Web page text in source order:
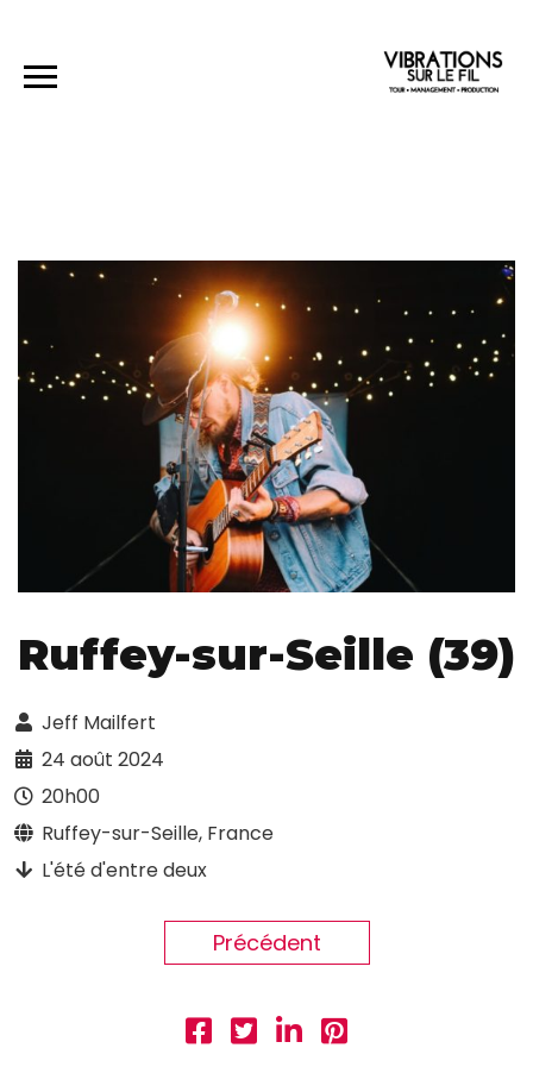
Ruffey-sur-Seille (39)
Jeff Mailfert
24 août 2024
20h00
Ruffey-sur-Seille, France
L'été d'entre deux
Précédent